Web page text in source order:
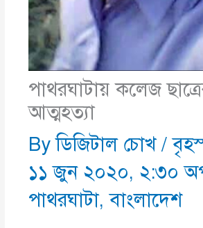
পাথরঘাটায় কলেজ
আত্মহত্যা
Byডিজিটাল চোখ/
১১ জুন ২০২০, ২:৩০
পাথরঘাটা,বাংলাদেশ